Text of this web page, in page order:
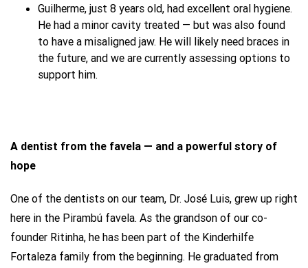
Guilherme, just 8 years old, had excellent oral hygiene.
He had a minor cavity treated — but was also found
to have a misaligned jaw. He will likely need braces in
the future, and we are currently assessing options to
support him.
A dentist from the favela — and a powerful story of
hope
One of the dentists on our team, Dr. José Luis, grew up right
here in the Pirambú favela. As the grandson of our co-
founder Ritinha, he has been part of the Kinderhilfe
Fortaleza family from the beginning. He graduated from